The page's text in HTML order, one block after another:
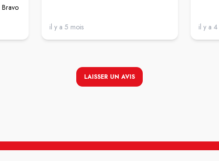
Bravo
il y a 5 mois il y a
LAISSER UN AVIS